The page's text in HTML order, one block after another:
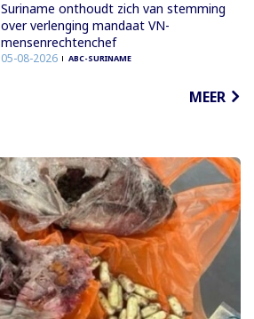
Suriname onthoudt zich van stemming
over verlenging mandaat VN-
mensenrechtenchef
05-08-2026 ABC-SURINAME
MEER